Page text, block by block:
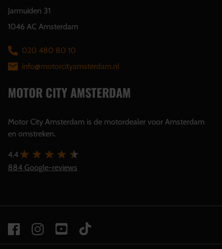
Jarmuiden 31
1046 AC Amsterdam
020 480 80 10
info@motorcityamsterdam.nl
MOTOR CITY AMSTERDAM
Motor City Amsterdam is de motordealer voor Amsterdam
en omstreken.
4.4
884 Google-reviews